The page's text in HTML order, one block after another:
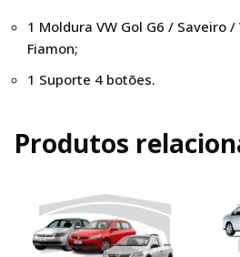
1 Moldura VW Gol G6 / Saveiro
Fiamon;
1 Suporte 4 botões.
Produtos